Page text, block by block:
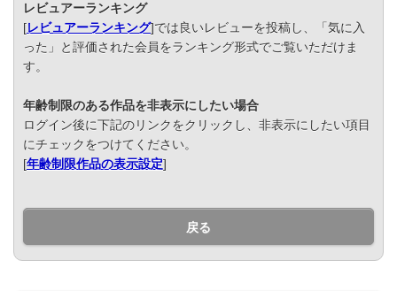
レビュアーランキング
[レビュアーランキング]では良いレビューを投稿し、「気に入
った」と評価された会員をランキング形式でご覧いただけま
す。
年齢制限のある作品を非表示にしたい場合
ログイン後に下記のリンクをクリックし、非表示にしたい項目
にチェックをつけてください。
[年齢制限作品の表示設定]
戻る